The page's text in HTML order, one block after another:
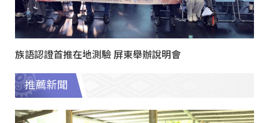
族語認證首推在地測驗 屏東舉辦說明會
推薦新聞